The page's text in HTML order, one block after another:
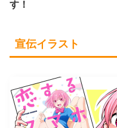
す！
宣伝イラスト